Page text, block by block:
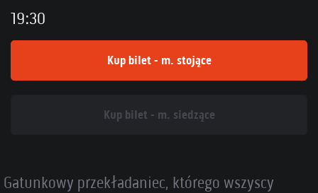
19:30
Kup bilet - m. stojące
Kup bilet - m. siedzące
Gatunkowy przekładaniec, którego wszyscy